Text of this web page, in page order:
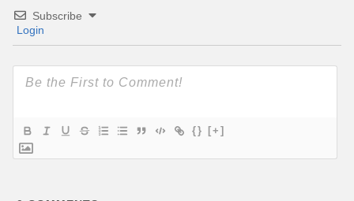
Subscribe
Login
{} [+]